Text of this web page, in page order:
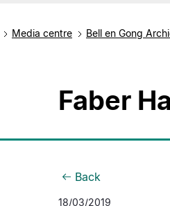
Media centre Bell en Gong
Faber
Back
18/03/2019